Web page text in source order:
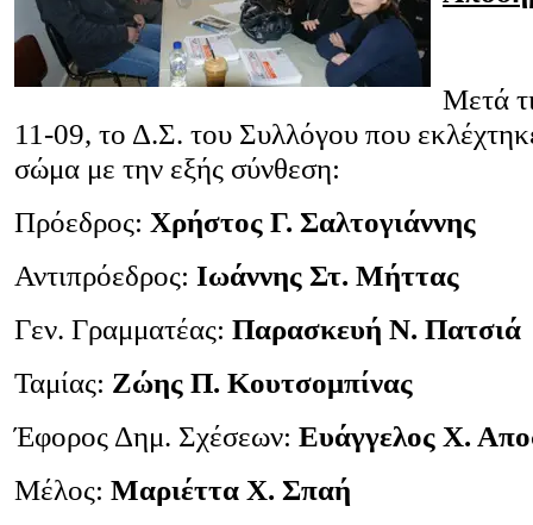
Μετά
11-09, το Δ.Σ. του Συλλόγου που
σώμα με την εξής σύνθεση:
Πρόεδρος: Χρήστος Γ. Σαλτογιάννης
Αντιπρόεδρος: Ιωάννης Στ. Μήττας
Γεν. Γραμματέας: Παρασκευή Ν. Πατσιά
Ταμίας: Ζώης Π. Κουτσομπίνας
Έφορος Δημ. Σχέσεων: Ευάγγελος Χ.
Μέλος: Μαριέττα Χ. Σπαή